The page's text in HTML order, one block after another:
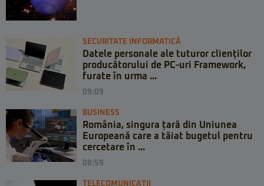
SECURITATE INFORMATICĂ
Datele personale ale tuturor clienților
producătorului de PC-uri Framework,
furate în urma ...
09:09
BUSINESS
România, singura țară din Uniunea
Europeană care a tăiat bugetul pentru
cercetare în ...
08:59
TELECOMUNICAȚII